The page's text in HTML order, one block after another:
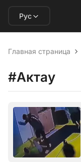
Рус
Главная страница
#Актау